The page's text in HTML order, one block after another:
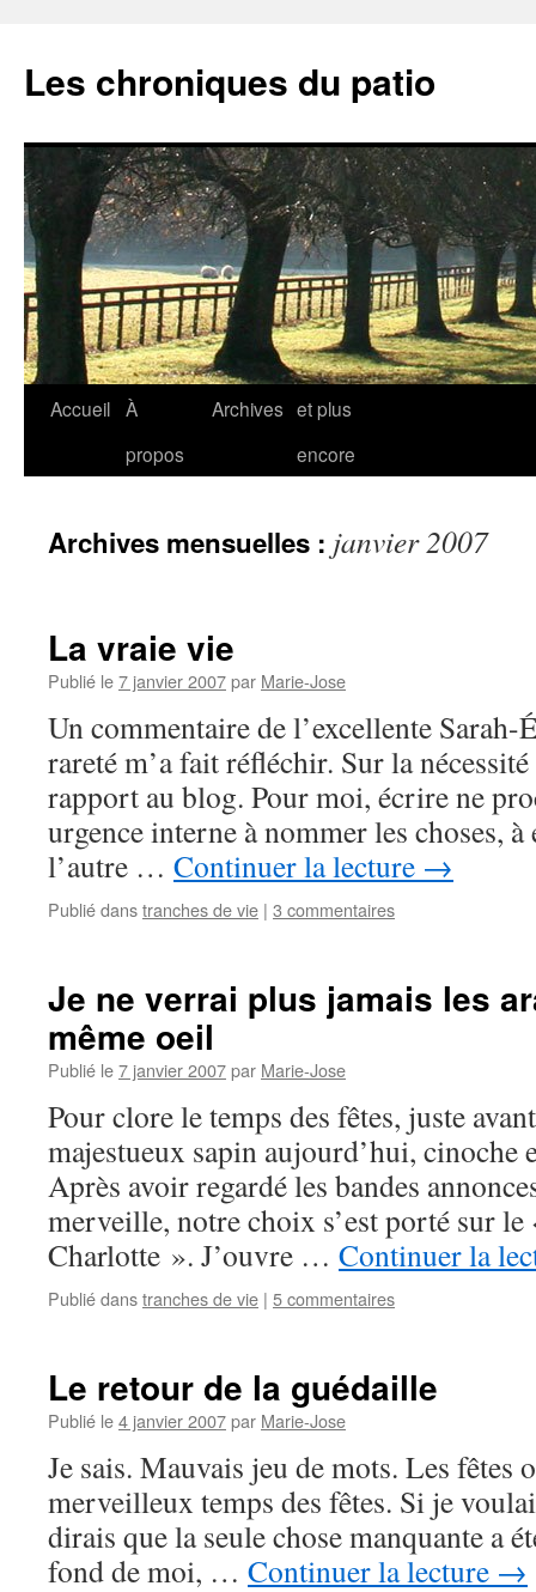
contenu
Les chroniques du patio
Accueil À
propos
Archives et plus
encore
Archives mensuelles : janvier 2007
La vraie vie
Publié le7 janvier 2007par Marie-Jose
Un commentaire de l’excellente
rareté m’a fait réfléchir. Sur la
rapport au blog. Pour moi, écrire ne
urgence interne à nommer les choses,
l’autre … Continuer la lecture →
Publié danstranches de vie | 3 commentaires
Je ne verrai plus jamais les
même oeil
Publié le7 janvier 2007par Marie-Jose
Pour clore le temps des fêtes, juste
majestueux sapin aujourd’hui, cinoche
Après avoir regardé les bandes
merveille, notre choix s’est porté sur
Charlotte ». J’ouvre … Continuer la
Publié danstranches de vie | 5 commentaires
Le retour de la guédaille
Publié le4 janvier 2007par Marie-Jose
Je sais. Mauvais jeu de mots. Les fêtes
merveilleux temps des fêtes. Si je
dirais que la seule chose manquante a
fond de moi, … Continuer la lecture →